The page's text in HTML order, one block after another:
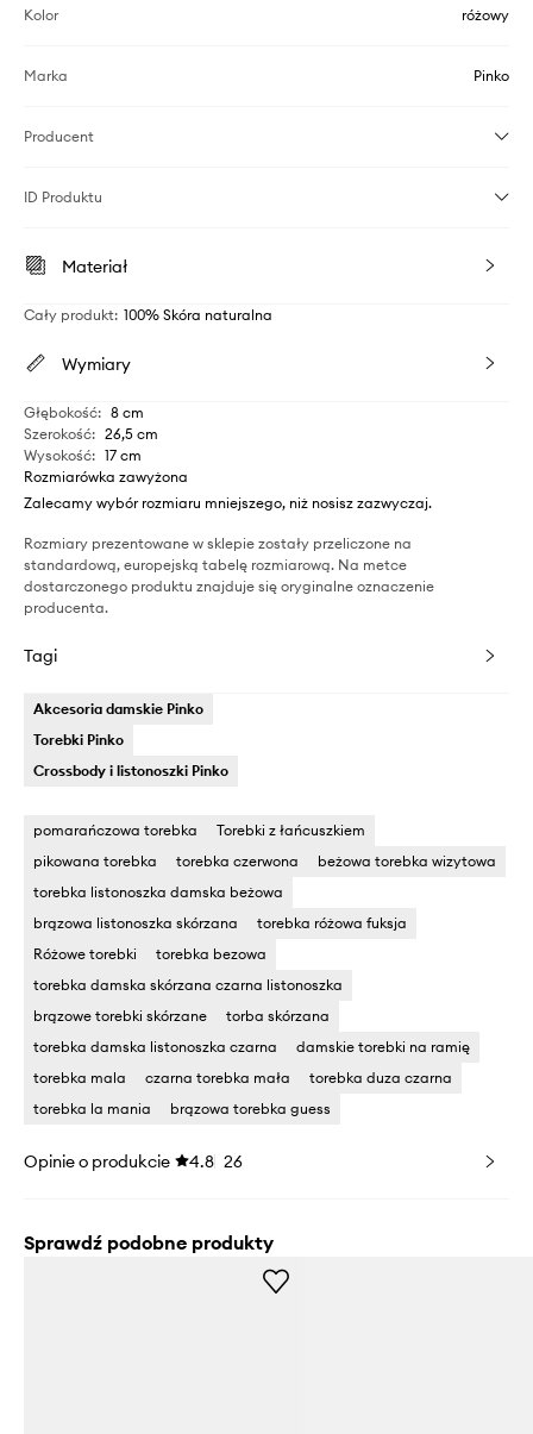
Kolor różowy
Marka Pinko
Producent
ID Produktu
Materiał
Cały produkt: 100% Skóra naturalna
Wymiary
Głębokość: 8 cm
Szerokość: 26,5 cm
Wysokość: 17 cm
Rozmiarówka zawyżona
Zalecamy wybór rozmiaru mniejszego, niż nosisz zazwyczaj.
Rozmiary prezentowane w sklepie zostały przeliczone na
standardową, europejską tabelę rozmiarową. Na metce
dostarczonego produktu znajduje się oryginalne oznaczenie
producenta.
Tagi
Akcesoria damskie Pinko
Torebki Pinko
Crossbody i listonoszki Pinko
pomarańczowa torebka
Torebki z łańcuszkiem
pikowana torebka
torebka czerwona
beżowa torebka wizytowa
torebka listonoszka damska beżowa
brązowa listonoszka skórzana
torebka różowa fuksja
Różowe torebki
torebka bezowa
torebka damska skórzana czarna listonoszka
brązowe torebki skórzane
torba skórzana
torebka damska listonoszka czarna
damskie torebki na ramię
torebka mala
czarna torebka mała
torebka duza czarna
torebka la mania
brązowa torebka guess
Opinie o produkcie 4.8 26
Sprawdź podobne produkty